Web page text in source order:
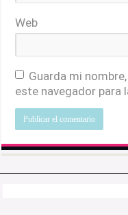
Web
Guarda mi
este navegador para